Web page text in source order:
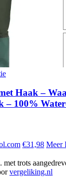
Haak –
– 100%
€31,98 Meer
trots
vergeliking.nl